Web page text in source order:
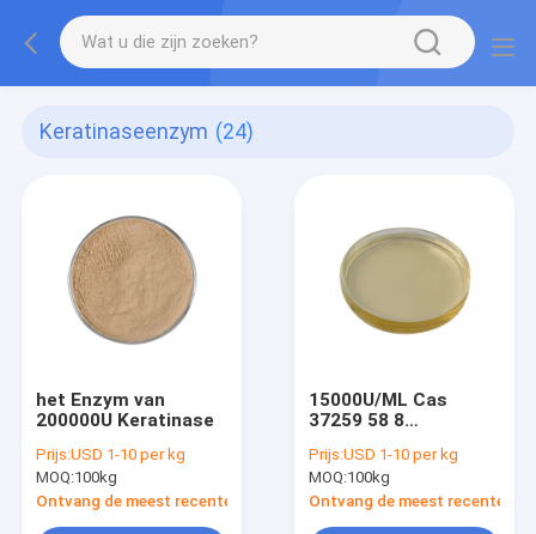
Keratinaseenzym (24)
het Enzym van
200000U Keratinase
Prijs:USD 1-10 per kg
MOQ:100kg
Ontvang de meest recente Prijs
15000U/ML Cas
37259 58 8
Enzymvloeistof voor
Veevoer en Premix
Prijs:USD 1-10 per kg
MOQ:100kg
Ontvang de meest recente